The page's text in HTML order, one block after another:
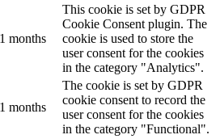
months
This cookie is set by GDPR
Cookie Consent plugin. The
cookie is used to store the
user consent for the cookies
in the category "Analytics".
months
The cookie is set by GDPR
cookie consent to record the
user consent for the cookies
in the category "Functional".